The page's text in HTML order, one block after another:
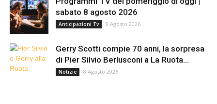
sabato 8 agosto 2026
Anticipazioni Tv 8 Agosto 2026
Gerry Scotti compie 70 anni, la sorpresa
di Pier Silvio Berlusconi a La Ruota...
Notizie 8 Agosto 2026